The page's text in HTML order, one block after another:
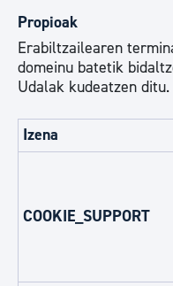
Propioak
Erabiltzailearen
domeinu batetik
Udalak kudeatzen ditu.
Izena
COOKIE_SUPPORT